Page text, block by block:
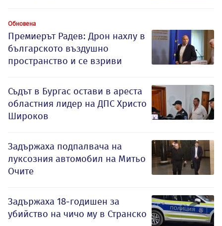
Обновена
Премиерът Радев: Дрон нахлу в
българското въздушно
пространство и се взриви
Съдът в Бургас остави в ареста
областния лидер на ДПС Христо
Широков
Задържаха подпалвача на
луксозния автомобил на Митьо
Очите
Задържаха 18-годишен за
убийство на чичо му в Странско